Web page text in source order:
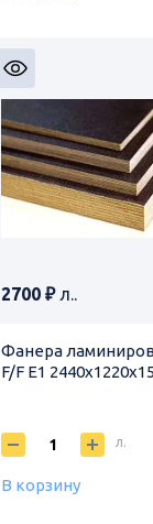
2700 ₽л..
Фанера
F/F E1
л.
В корзину